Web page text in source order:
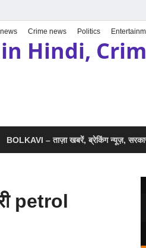
Crime news Politics
Hindi,
BOLKAVI – ताज़ा खबरें, ब्रेकिंग न्यूज़,
petrol